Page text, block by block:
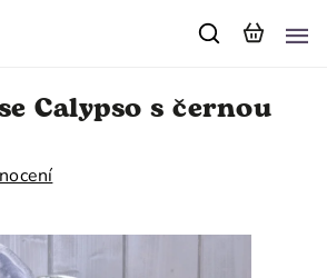
Calypso s černou